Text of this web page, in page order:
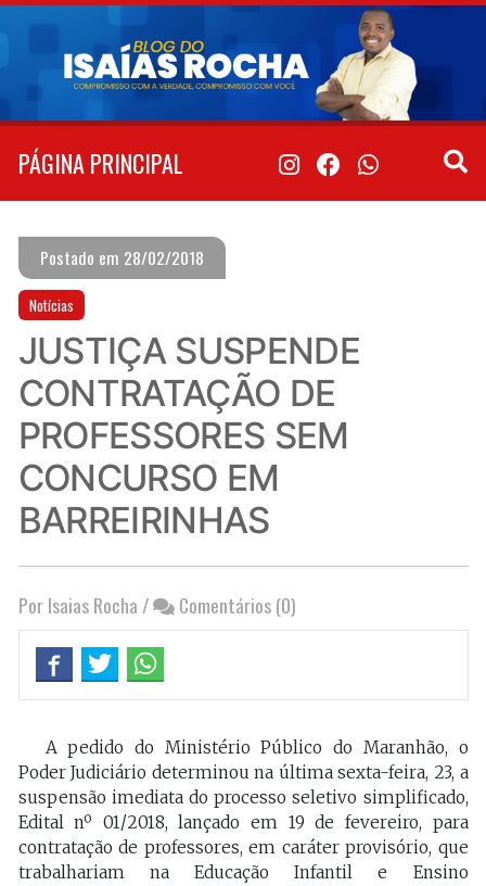
Pular
conteúdo
PÁGINA PRINCIPAL
Postado em 28/02/2018
Notícias
JUSTIÇA SUSPENDE
CONTRATAÇÃO DE
PROFESSORES SEM
CONCURSO EM
BARREIRINHAS
Por Isaias Rocha / Comentários (0)
A pedido do Ministério Público do Maranhão, o
Poder Judiciário determinou na última sexta-feira, 23, a
suspensão imediata do processo seletivo simplificado,
Edital nº 01/2018, lançado em 19 de fevereiro, para
contratação de professores, em caráter provisório, que
trabalhariam na Educação Infantil e Ensino